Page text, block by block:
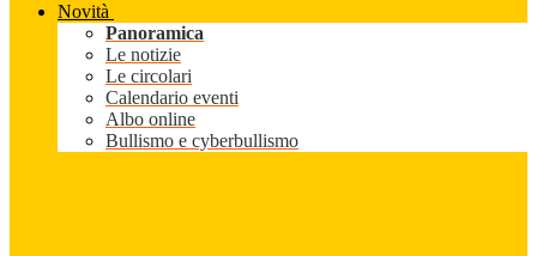
Novità
Panoramica
Le notizie
Le circolari
Calendario eventi
Albo online
Bullismo e cyberbullismo